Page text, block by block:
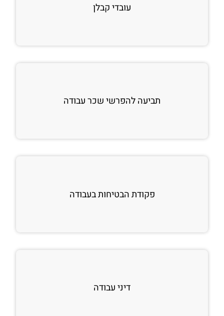
עובדי קבלן
תביעה להפרשי שכר עבודה
פקודת הבטיחות בעבודה
דיני עבודה